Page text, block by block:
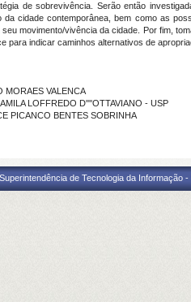
de sobrevivência. Serão então
da cidade contemporânea, bem como as
movimento/vivência da cidade. Por fim,
para indicar caminhos alternativos de
MORAES VALENCA
LOFFREDO D''''OTTAVIANO - USP
PICANCO BENTES SOBRINHA
de Tecnologia da